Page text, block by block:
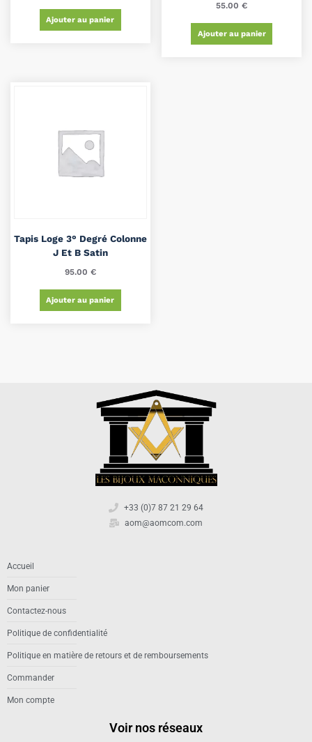
Ajouter au panier
55.00€
Ajouter au panier
Tapis Loge 3° Degré Colonne
J Et B Satin
95.00 €
Ajouter au panier
+33 (0)7 87 21 29 64
aom@aomcom.com
Accueil
Mon panier
Contactez-nous
Politique de confidentialité
Politique en matière de retours et de remboursements
Commander
Mon compte
Voir nos réseaux